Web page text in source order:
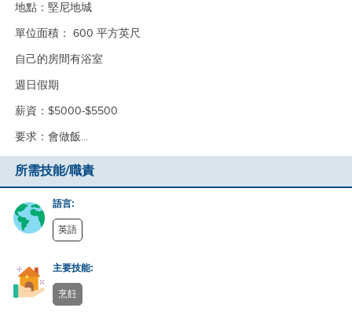
地點：堅尼地城
單位面積： 600 平方英尺
自己的房間有浴室
週日假期
薪資：$5000-$5500
要求：會做飯...
所需技能/職責
語言:
英語
主要技能:
烹飪